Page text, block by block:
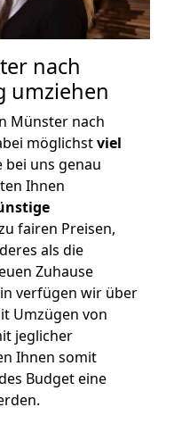
nach
umziehen
Münster nach
möglichstviel
bei uns genau
Ihnen
fairen Preisen,
als die
Zuhause
verfügen wir über
Umzügen von
jeglicher
Ihnen somit
Budget eine